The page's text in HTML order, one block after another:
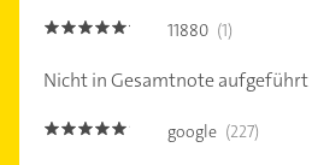
5.0 11880 (1)
Nicht in Gesamtnote aufgeführt
4.8 google (227)